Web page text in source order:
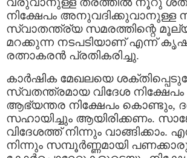
നിക്ഷേപം അനുവദിക്കുവാനുള്ള
സ്വാതന്ത്ര്യ സമരത്തിന്റെ
മറക്കുന്ന നടപടിയാണ് എന്ന്
രത്നാകരന്‍ പ്രതികരിച്ചു.
കാര്‍ഷിക മേഖലയെ
സ്വതന്ത്രമായ വിദേശ
ആഭ്യന്തര നിക്ഷേപം കൊണ്ടും,
സഹായിച്ചും ആയിരിക്കണം.
വിദേശത്ത് നിന്നും
നിന്നും സമ്പൂര്‍ണ്ണമായി